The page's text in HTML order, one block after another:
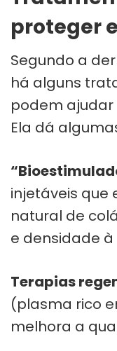
proteger
Segundo a
há alguns
podem
Ela dá
injetáveis que
natural de
e densidade à
Terapias
(plasma rico
melhora a